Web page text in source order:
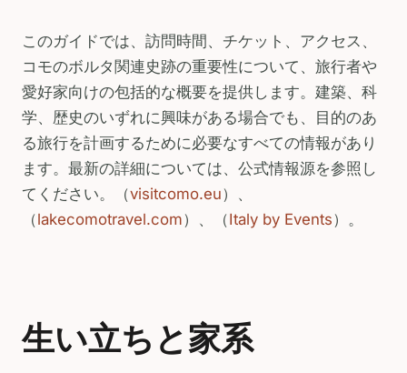
このガイドでは、訪問時間、チケット、アクセス、
コモのボルタ関連史跡の重要性について、旅行者や
愛好家向けの包括的な概要を提供します。建築、科
学、歴史のいずれに興味がある場合でも、目的のあ
る旅行を計画するために必要なすべての情報があり
ます。最新の詳細については、公式情報源を参照し
てください。（visitcomo.eu）、
（lakecomotravel.com）、（Italy by Events）。
生い立ちと家系